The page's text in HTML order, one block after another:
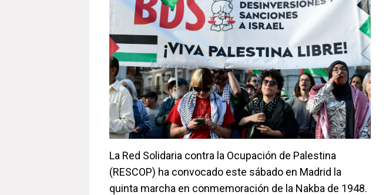
La Red Solidaria contra la Ocupación de Palestina
(RESCOP) ha convocado este sábado en Madrid la
quinta marcha en conmemoración de la Nakba de 1948.